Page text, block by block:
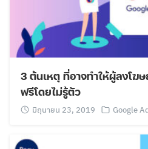
3 ต้นเหตุ ที่อาจทำให้ผู้ลงโฆ
ฟรีโดยไม่รู้ตัว
มิถุนายน 23, 2019 Google